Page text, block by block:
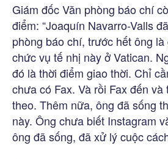
Giám đốc Văn phòng báo chí
điểm: “Joaquín Navarro-Valls
phòng báo chí, trước hết ông
chức vụ tế nhị này ở Vatican.
đó là thời điểm giao thời. Chỉ
chưa có Fax. Và rồi Fax đến
theo. Thêm nữa, ông đã sống
này. Ông chưa biết Instagram
ông đã sống, đã xử lý cuộc